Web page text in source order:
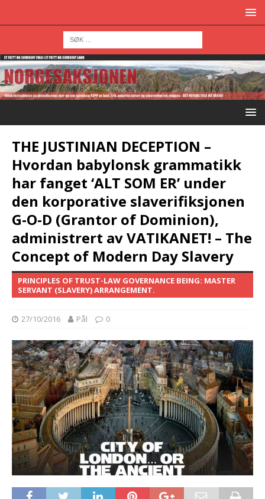
THE JUSTINIAN DECEPTION –
Hvordan babylonsk grammatikk
har fanget ‘ALT SOM ER’ under
den korporative slaverifiksjonen
G-O-D (Grantor of Dominion),
administrert av VATIKANET! – The
Concept of Modern Day Slavery
PRINCIPLES OF TRUST-LAW GOVERNANCE BEING: MASTER
SERVANT (SLAVERY) ARRANGEMENT.
27/10/2016 Pål 0